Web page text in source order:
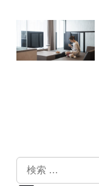
検
索